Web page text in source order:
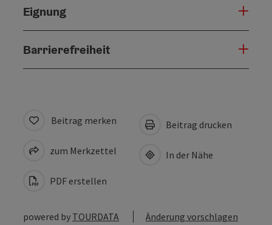
Eignung
Barrierefreiheit
Beitrag merken
zum Merkzettel
PDF erstellen
Beitrag drucken
In der Nähe
powered by TOURDATA Änderung vorschlagen